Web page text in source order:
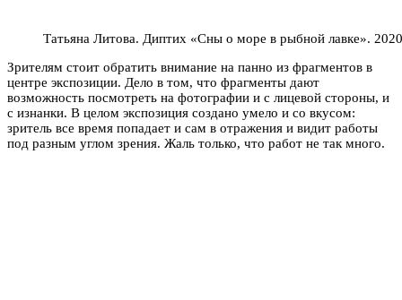
Татьяна Литова. Диптих «Сны о море в рыбной лавке». 2020
Зрителям стоит обратить внимание на панно из фрагментов в
центре экспозиции. Дело в том, что фрагменты дают
возможность посмотреть на фотографии и с лицевой стороны, и
с изнанки. В целом экспозиция создано умело и со вкусом:
зритель все время попадает и сам в отражения и видит работы
под разным углом зрения. Жаль только, что работ не так много.